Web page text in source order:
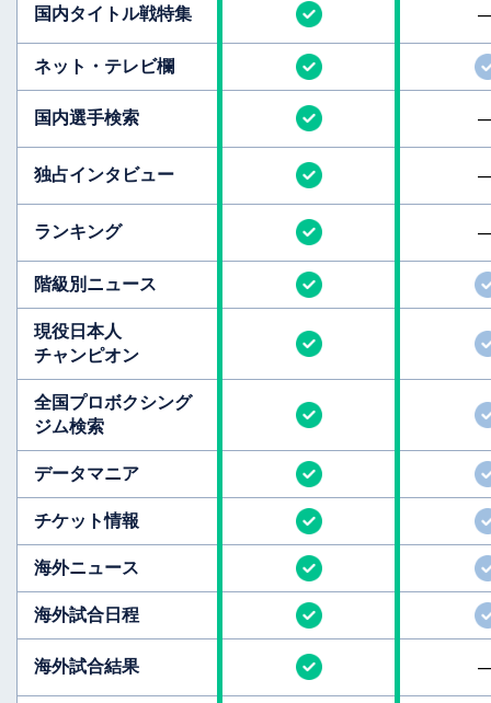
国内タイトル戦特集
ネット・テレビ欄
国内選手検索
独占インタビュー
ランキング
階級別ニュース
現役日本人
チャンピオン
全国プロボクシング
ジム検索
データマニア
チケット情報
海外ニュース
海外試合日程
海外試合結果